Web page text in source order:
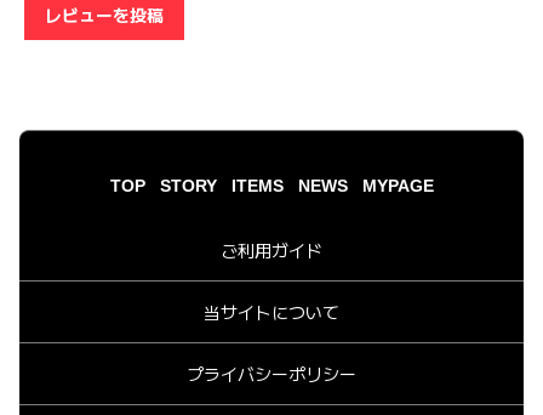
レビューを投稿
TOP STORY ITEMS NEWS MYPAGE
ご利用ガイド
当サイトについて
プライバシーポリシー